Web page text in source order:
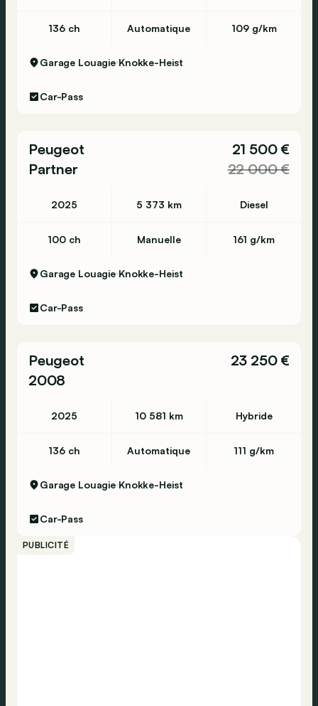
136 ch Automatique 109 g/km
Garage Louagie Knokke-Heist
Car-Pass
Peugeot
Partner
21 500 €
22 000 €
2025 5 373 km Diesel
100 ch Manuelle 161 g/km
Garage Louagie Knokke-Heist
Car-Pass
Peugeot
2008
23 250 €
2025 10 581 km Hybride
136 ch Automatique 111 g/km
Garage Louagie Knokke-Heist
Car-Pass
PUBLICITÉ